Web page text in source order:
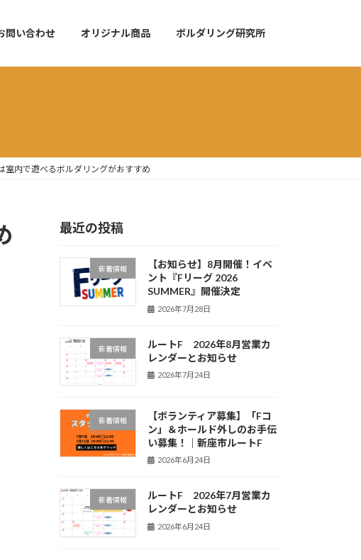
問い合わせ オリジナル商品 ボルダリング研究所
室内で遊べるボルダリングがおすすめ
最近の投稿
新着情報
【お知らせ】8月開催！イベ
ント『Fリーグ 2026
SUMMER』開催決定
2026年7月28日
新着情報
ルートF 2026年8月営業カ
レンダーとお知らせ
2026年7月24日
新着情報
【ボランティア募集】「Fコ
ン」＆ホールド外しのお手伝
い募集！｜新座市ルートF
2026年6月24日
新着情報
ルートF 2026年7月営業カ
レンダーとお知らせ
2026年6月24日